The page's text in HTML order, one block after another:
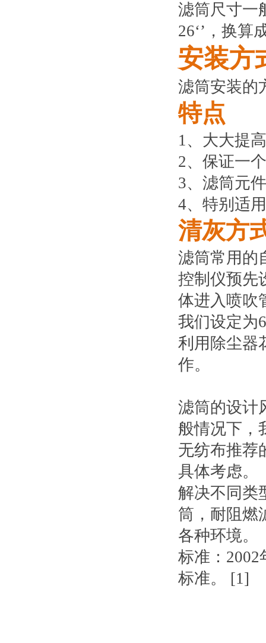
滤筒尺寸一
26‘’，换算
安装方
滤筒安装的
特点
1、大大提
2、保证一
3、滤筒元
4、特别适
清灰方
滤筒常用的
控制仪预先
体进入喷吹
我们设定为
利用除尘器
作。
滤筒的设计
般情况下，
无纺布推荐
具体考虑。
解决不同类
筒，耐阻燃
各种环境。
标准：2002
标准。 [1]